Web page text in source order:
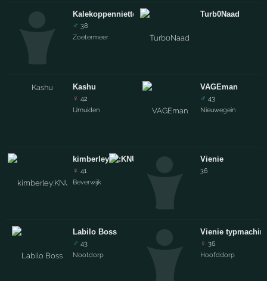
Kalekoppenniettestoppen
♂ 38
Zoetermeer
Kashu
♀ 42
IJmuiden
kimberley
♀ 41
Beverwijk
Labilo Boss
♂ 43
Nootdorp
Turb0Naad
VAGEman
♂ 43
Nieuwegein
Vienie
36
Vienie
♀ 36
Hoofddorp